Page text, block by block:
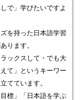
で」学びたいですよ
を持った日本語学習
ります。
ックスして・でも大
て」というキーワー
てています。
標」「日本語を学ぶ